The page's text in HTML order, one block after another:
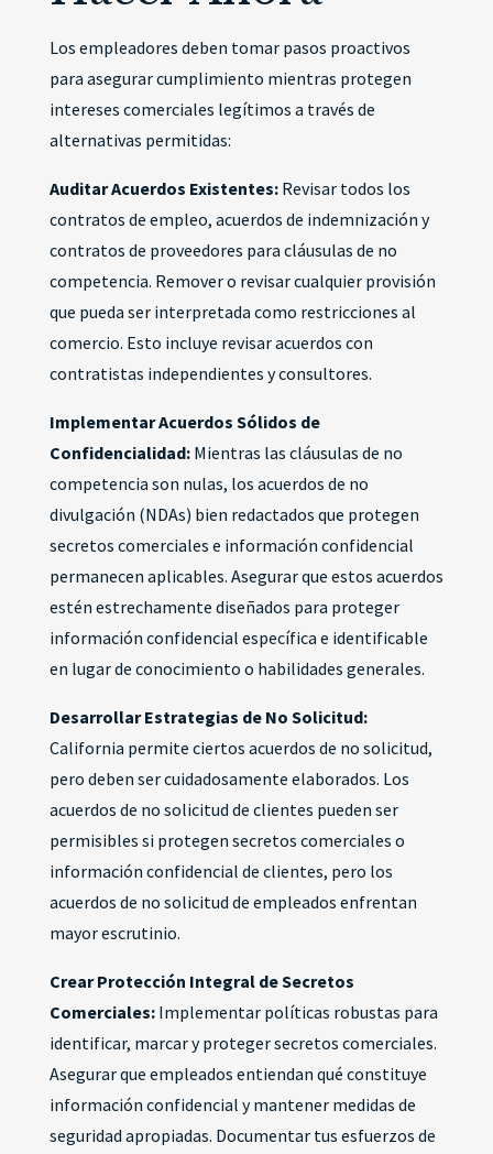
Los empleadores deben tomar pasos proactivos
para asegurar cumplimiento mientras protegen
intereses comerciales legítimos a través de
alternativas permitidas:
Auditar Acuerdos Existentes:Revisar todos los
contratos de empleo, acuerdos de indemnización y
contratos de proveedores para cláusulas de no
competencia. Remover o revisar cualquier provisión
que pueda ser interpretada como restricciones al
comercio. Esto incluye revisar acuerdos con
contratistas independientes y consultores.
Implementar Acuerdos Sólidos de
Confidencialidad:Mientras las cláusulas de no
competencia son nulas, los acuerdos de no
divulgación (NDAs) bien redactados que protegen
secretos comerciales e información confidencial
permanecen aplicables. Asegurar que estos acuerdos
estén estrechamente diseñados para proteger
información confidencial específica e identificable
en lugar de conocimiento o habilidades generales.
Desarrollar Estrategias de No Solicitud:
California permite ciertos acuerdos de no solicitud,
pero deben ser cuidadosamente elaborados. Los
acuerdos de no solicitud de clientes pueden ser
permisibles si protegen secretos comerciales o
información confidencial de clientes, pero los
acuerdos de no solicitud de empleados enfrentan
mayor escrutinio.
Crear Protección Integral de Secretos
Comerciales:Implementar políticas robustas para
identificar, marcar y proteger secretos comerciales.
Asegurar que empleados entiendan qué constituye
información confidencial y mantener medidas de
seguridad apropiadas. Documentar tus esfuerzos de